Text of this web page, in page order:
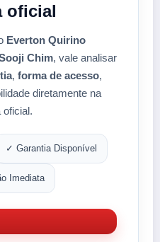
oficial
Everton Quirino
Chim, vale analisar
, forma de acesso,
diretamente na
oficial.
✓ Garantia Disponível
Imediata